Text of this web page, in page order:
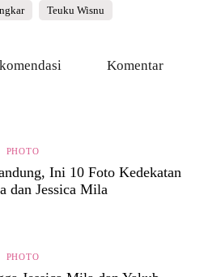
Teuku Wisnu
Komentar
PHOTO
Ini 10 Foto Kedekatan
dan Jessica Mila
PHOTO